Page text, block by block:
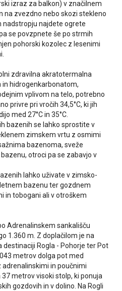
izraz za balkon) v značilnem
na zvezdno nebo skozi stekleno
nadstropju najdete ogrete
se povzpnete še po strmih
pohorski kozolec z lesenimi
zdravilna akratotermalna
hidrogenkarbonatom,
vplivom na telo, potrebno
privre pri vročih 34,5°C, ki jih
med 27°C in 35°C.
bazenih se lahko sprostite v
zimskem vrtu z osmimi
bazenoma, sveže
otroci pa se zabavjo v
lahko uživate v zimsko-
bazenu ter gozdnem
in tobogani ali v otroškem
Adrenalinskem sankališču
1.360 m. Z doplačilom je na
Rogla - Pohorje ter Pot
metrov dolga pot med
in poučnimi
metrov visoki stolp, ki ponuja
gozdovih in v dolino. Na Rogli